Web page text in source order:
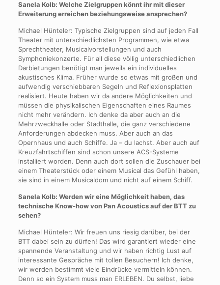
Sanela Kolb: Welche Zielgruppen könnt ihr mit dieser
Erweiterung erreichen beziehungsweise ansprechen?
Michael Hünteler: Typische Zielgruppen sind auf jeden Fall
Theater mit unterschiedlichsten Programmen, wie etwa
Sprechtheater, Musicalvorstellungen und auch
Symphoniekonzerte. Für all diese völlig unterschiedlichen
Darbietungen benötigt man jeweils ein individuelles
akustisches Klima. Früher wurde so etwas mit großen und
aufwendig verschiebbaren Segeln und Reflexionsplatten
realisiert. Heute haben wir da andere Möglichkeiten und
müssen die physikalischen Eigenschaften eines Raumes
nicht mehr verändern. Ich denke da aber auch an die
Mehrzweckhalle oder Stadthalle, die ganz verschiedene
Anforderungen abdecken muss. Aber auch an das
Opernhaus und auch Schiffe. Ja – du lachst. Aber auch auf
Kreuzfahrtschiffen sind schon unsere ACS-Systeme
installiert worden. Denn auch dort sollen die Zuschauer bei
einem Theaterstück oder einem Musical das Gefühl haben,
sie sind in einem Musicaldom und nicht auf einem Schiff.
Sanela Kolb: Werden wir eine Möglichkeit haben, das
technische Know-how von Pan Acoustics auf der BTT zu
sehen?
Michael Hünteler: Wir freuen uns riesig darüber, bei der
BTT dabei sein zu dürfen! Das wird garantiert wieder eine
spannende Veranstaltung und wir haben richtig Lust auf
interessante Gespräche mit tollen Besuchern! Ich denke,
wir werden bestimmt viele Eindrücke vermitteln können.
Denn so ein System muss man ERLEBEN. Du selbst, liebe